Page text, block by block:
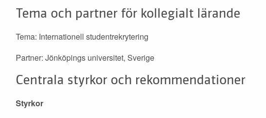
Tema och partner för kollegialt lärande
Tema: Internationell studentrekrytering
Partner: Jönköpings universitet, Sverige
Centrala styrkor och rekommendationer
Styrkor